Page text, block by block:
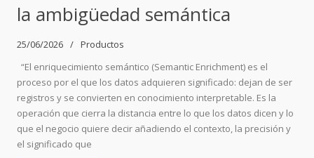
la ambigüedad semántica
25/06/2026
Productos
“El enriquecimiento semántico (Semantic Enrichment) es el
proceso por el que los datos adquieren significado: dejan de ser
registros y se convierten en conocimiento interpretable. Es la
operación que cierra la distancia entre lo que los datos dicen y lo
que el negocio quiere decir añadiendo el contexto, la precisión y
el significado que